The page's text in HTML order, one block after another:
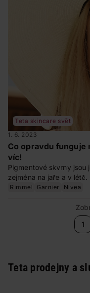
Teta skincare svět
1. 6. 2023
Co opravdu funguje
víc!
Pigmentové skvrny jsou
zejména na jaře a v
starat o ty, které už
Rimmel Garnier Nivea
1
Teta prodejny a